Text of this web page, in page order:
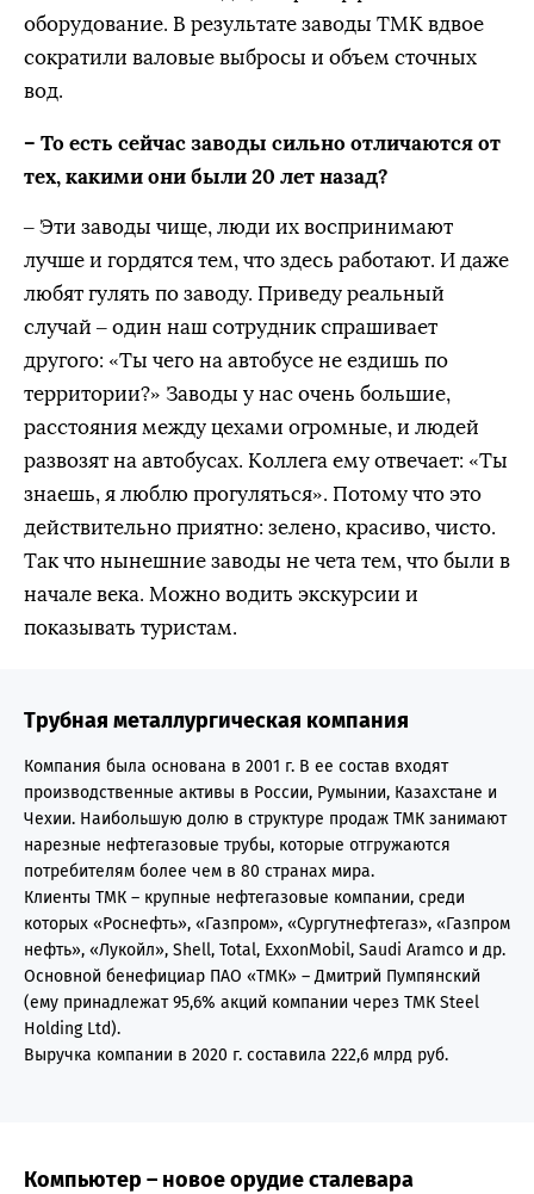
оборудование. В результате заводы ТМК вдвое
сократили валовые выбросы и объем сточных
вод.
– То есть сейчас заводы сильно отличаются от
тех, какими они были 20 лет назад?
– Эти заводы чище, люди их воспринимают
лучше и гордятся тем, что здесь работают. И даже
любят гулять по заводу. Приведу реальный
случай – один наш сотрудник спрашивает
другого: «Ты чего на автобусе не ездишь по
территории?» Заводы у нас очень большие,
расстояния между цехами огромные, и людей
развозят на автобусах. Коллега ему отвечает: «Ты
знаешь, я люблю прогуляться». Потому что это
действительно приятно: зелено, красиво, чисто.
Так что нынешние заводы не чета тем, что были в
начале века. Можно водить экскурсии и
показывать туристам.
Трубная металлургическая компания
Компания была основана в 2001 г. В ее состав входят
производственные активы в России, Румынии, Казахстане и
Чехии. Наибольшую долю в структуре продаж ТМК занимают
нарезные нефтегазовые трубы, которые отгружаются
потребителям более чем в 80 странах мира.
Клиенты ТМК – крупные нефтегазовые компании, среди
которых «Роснефть», «Газпром», «Сургутнефтегаз», «Газпром
нефть», «Лукойл», Shell, Total, ExxonMobil, Saudi Aramco и др.
Основной бенефициар ПАО «ТМК» – Дмитрий Пумпянский
(ему принадлежат 95,6% акций компании через ТМК Steel
Holding Ltd).
Выручка компании в 2020 г. составила 222,6 млрд руб.
Компьютер – новое орудие сталевара